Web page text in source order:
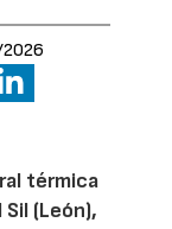
térmica
(León),